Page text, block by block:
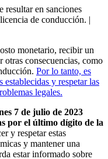
en sanciones
de conducción. |
monetario, recibir un
otras consecuencias, como
Por lo tanto, es
y respetar las
legales.
7 de julio de 2023
por el último dígito de la
y respetar estas
y mantener una
estar informado sobre